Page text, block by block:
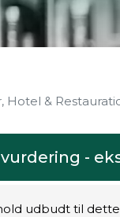
Hotel &
-
udbudt til